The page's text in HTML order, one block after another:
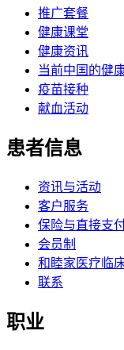
推广套餐
健康课堂
健康资讯
当前中国的健
疫苗接种
献血活动
患者信息
资讯与活动
客户服务
保险与直接支
会员制
和睦家医疗临
联系
职业